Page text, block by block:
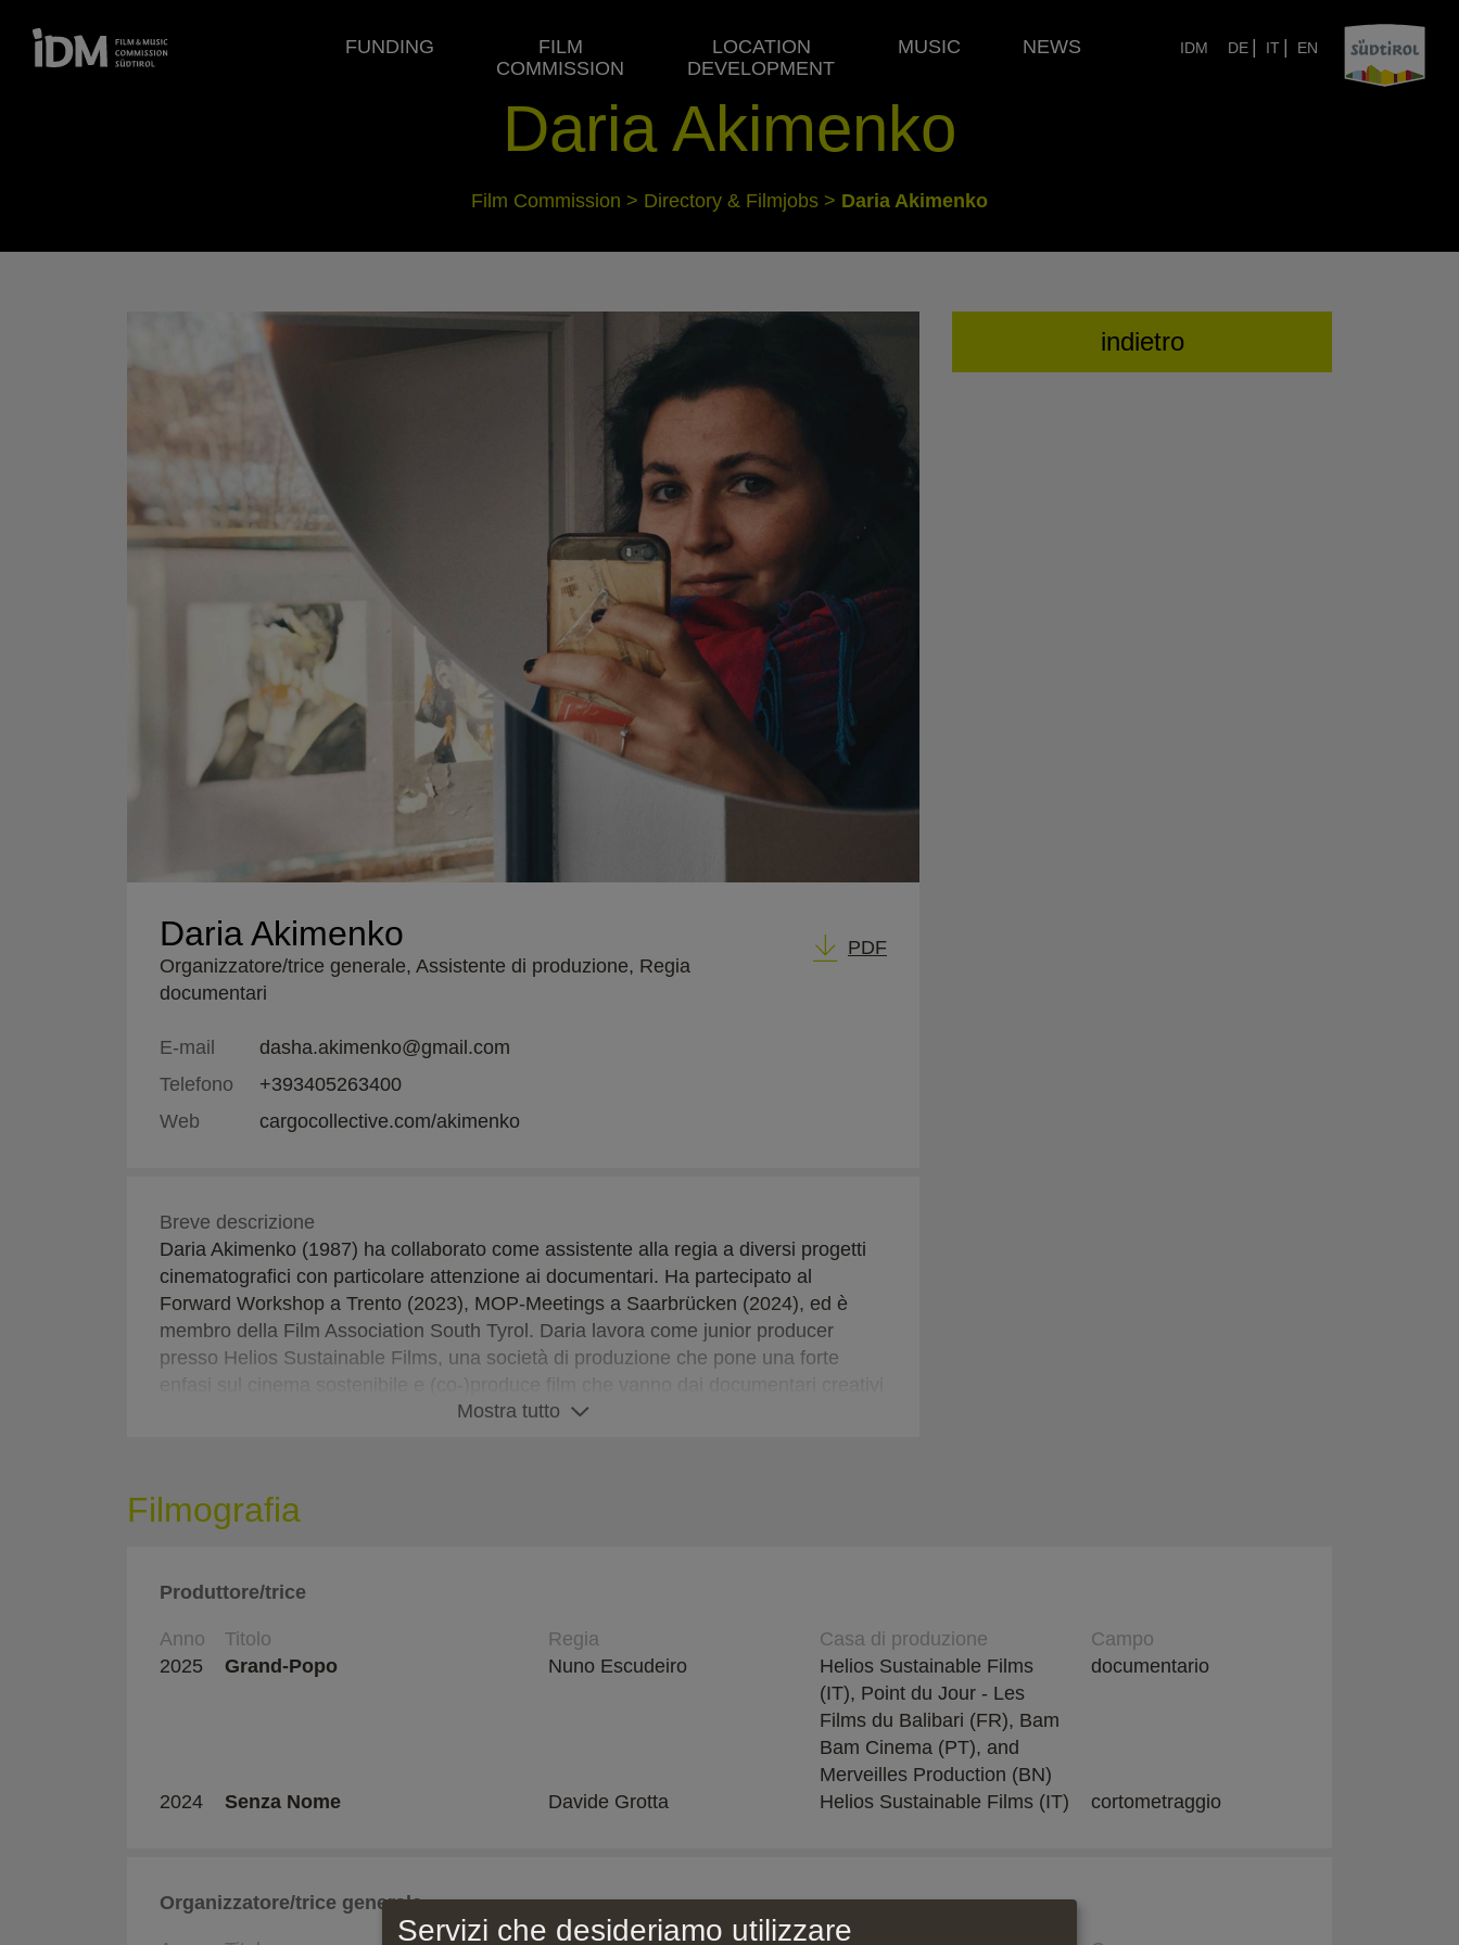
FUNDING
FILM
COMMISSION
LOCATION
DEVELOPMENT
MUSIC NEWS IDM DE IT EN
Daria Akimenko
Film Commission > Directory & Filmjobs > Daria Akimenko
Daria Akimenko
Organizzatore/trice generale, Assistente di produzione, Regia
documentari
PDF
E-mail
dasha.akimenko@gmail.com
Telefono
+393405263400
Web
cargocollective.com/akimenko
Breve descrizione
Daria Akimenko (1987) ha collaborato come assistente alla regia a diversi progetti
cinematografici con particolare attenzione ai documentari. Ha partecipato al
Forward Workshop a Trento (2023), MOP-Meetings a Saarbrücken (2024), ed è
membro della Film Association South Tyrol. Daria lavora come junior producer
presso Helios Sustainable Films, una società di produzione che pone una forte
ai lungometraggi con un'attenzione particolare alle questioni umanistiche, sociali ed
Mostra tutto
indietro
Filmografia
Produttore/trice
Anno Titolo Regia Casa di produzione
Campo
2025
Grand-Popo Nuno Escudeiro
Helios Sustainable Films
(IT), Point du Jour - Les
Films du Balibari (FR), Bam
Bam Cinema (PT), and
Merveilles Production (BN)
documentario
2024 Senza Nome Davide Grotta Helios Sustainable Films (IT) cortometraggio
Organizzatore/trice generale
Servizi che desideriamo utilizzare